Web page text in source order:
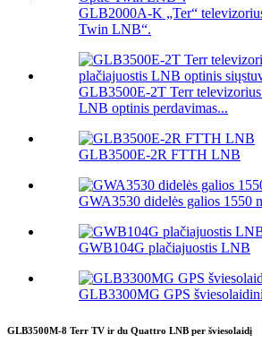
GLB2000A-K „Ter“
Twin LNB“.
GLB3500E-2T Terr
LNB optinis perdavimas...
GLB3500E-2R FTTH LNB
GWA3530 didelės galios 1550
GWB104G plačiajuostis LNB
GLB3300MG GPS
GLB3500M-8 Terr TV ir du Quattro LNB per šviesolaidį